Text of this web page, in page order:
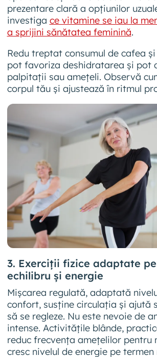
prezentare clară a opțiunilor
investiga ce vitamine se iau la
a sprijini sănătatea feminină.
Redu treptat consumul de cafea
pot favoriza deshidratarea și pot
palpitații sau amețeli. Observă
corpul tău și ajustează în ritmul
3. Exerciții fizice adaptate
echilibru și energie
Mișcarea regulată, adaptată
confort, susține circulația și ajută
să se regleze. Nu este nevoie de
intense. Activitățile blânde,
reduc frecvența amețelilor pentru
cresc nivelul de energie pe termen